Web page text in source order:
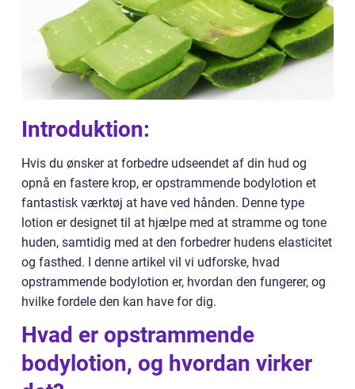
Introduktion:
Hvis du ønsker at forbedre udseendet af din hud og
opnå en fastere krop, er opstrammende bodylotion et
fantastisk værktøj at have ved hånden. Denne type
lotion er designet til at hjælpe med at stramme og tone
huden, samtidig med at den forbedrer hudens elasticitet
og fasthed. I denne artikel vil vi udforske, hvad
opstrammende bodylotion er, hvordan den fungerer, og
hvilke fordele den kan have for dig.
Hvad er opstrammende
bodylotion, og hvordan virker